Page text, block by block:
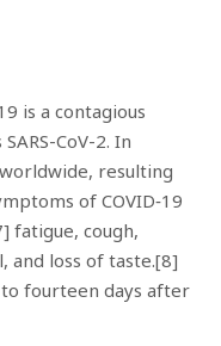
is a contagious
CoV-2. In
resulting
of COVID‑19
fatigue, cough,
and loss of taste.[8]
fourteen days after